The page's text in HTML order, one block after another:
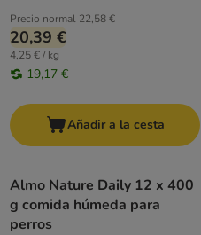
Precio normal 22,58 €
20,39 €
4,25 € / kg
19,17 €
Añadir a la cesta
Almo Nature Daily 12 x 400
g comida húmeda para
perros